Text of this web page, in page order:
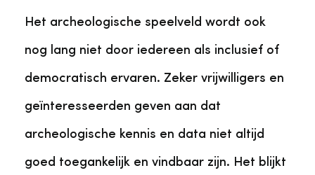
Het archeologische speelveld wordt ook
nog lang niet door iedereen als inclusief of
democratisch ervaren. Zeker vrijwilligers en
geïnteresseerden geven aan dat
archeologische kennis en data niet altijd
goed toegankelijk en vindbaar zijn. Het blijkt